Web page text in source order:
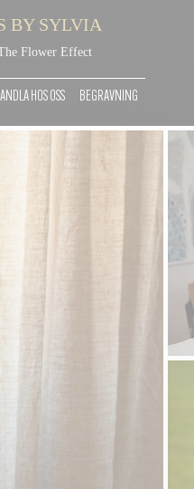
BY SYLVIA
Flower Effect
HOS OSS BEGRAVNING